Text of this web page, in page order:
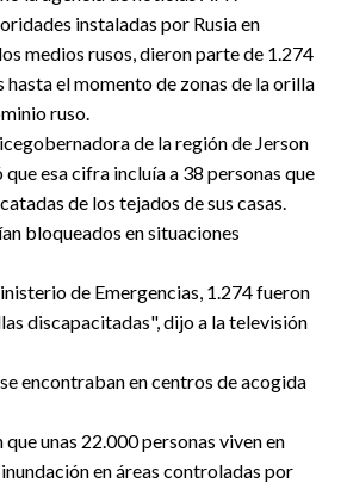
instaladas por Rusia en
medios rusos, dieron parte de 1.274
hasta el momento de zonas de la orilla
ruso.
de la región de Jerson
esa cifra incluía a 38 personas que
de los tejados de sus casas.
bloqueados en situaciones
de Emergencias, 1.274 fueron
discapacitadas", dijo a la televisión
encontraban en centros de acogida
unas 22.000 personas viven en
en áreas controladas por